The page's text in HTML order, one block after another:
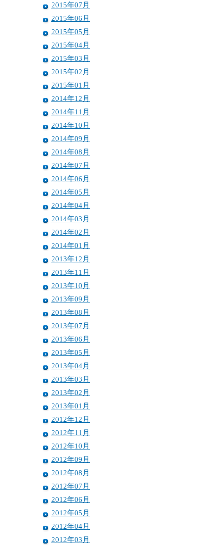
2015年07月
2015年06月
2015年05月
2015年04月
2015年03月
2015年02月
2015年01月
2014年12月
2014年11月
2014年10月
2014年09月
2014年08月
2014年07月
2014年06月
2014年05月
2014年04月
2014年03月
2014年02月
2014年01月
2013年12月
2013年11月
2013年10月
2013年09月
2013年08月
2013年07月
2013年06月
2013年05月
2013年04月
2013年03月
2013年02月
2013年01月
2012年12月
2012年11月
2012年10月
2012年09月
2012年08月
2012年07月
2012年06月
2012年05月
2012年04月
2012年03月